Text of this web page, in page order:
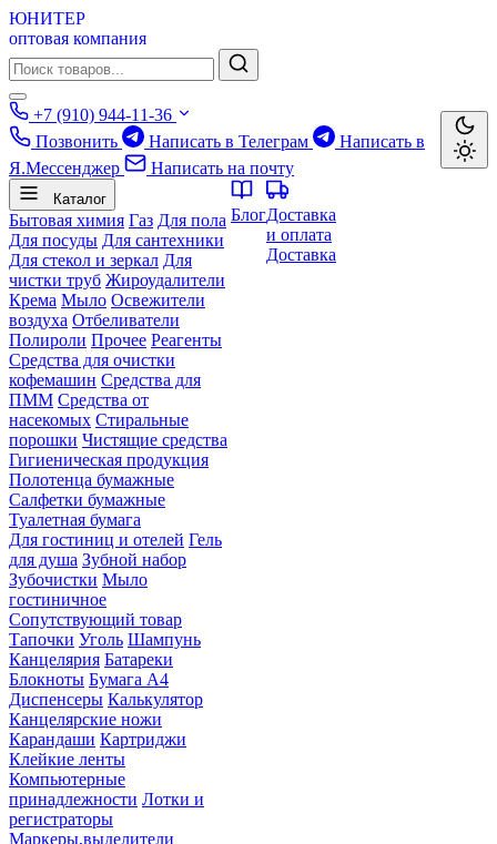
ЮНИТЕР
оптовая компания
+7 (910) 944-11-36
Позвонить
Написать в Телеграм
Написать в
Я.Мессенджер
Написать на почту
Каталог
Бытовая химия Газ Для пола
Для посуды Для сантехники
Для стекол и зеркал Для
чистки труб Жироудалители
Крема Мыло Освежители
воздуха Отбеливатели
Полироли Прочее Реагенты
Средства для очистки
кофемашин Средства для
ПММ Средства от
насекомых Стиральные
порошки Чистящие средства
Гигиеническая продукция
Полотенца бумажные
Салфетки бумажные
Туалетная бумага
Для гостиниц и отелей Гель
для душа Зубной набор
Зубочистки Мыло
гостиничное
Сопутствующий товар
Тапочки Уголь Шампунь
Канцелярия Батареки
Блокноты Бумага А4
Диспенсеры Калькулятор
Канцелярские ножи
Карандаши Картриджи
Клейкие ленты
Компьютерные
принадлежности Лотки и
регистраторы
Маркеры,выделители
БлогДоставка
и оплата
Доставка